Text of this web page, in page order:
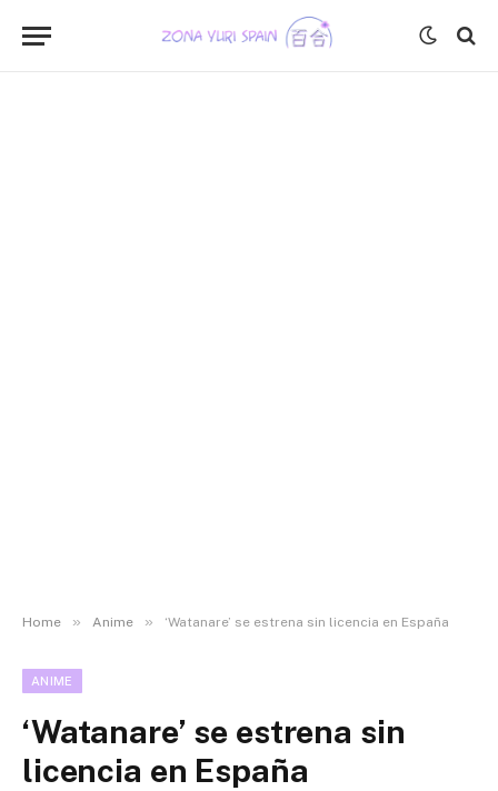
Home » Anime » ‘Watanare’ se estrena sin licencia en España
ANIME
‘Watanare’ se estrena sin
licencia en España